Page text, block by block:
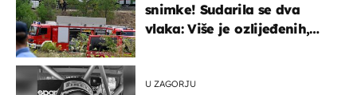
snimke! Sudarila se dva
vlaka: Više je ozlijeđenih,
U ZAGORJU